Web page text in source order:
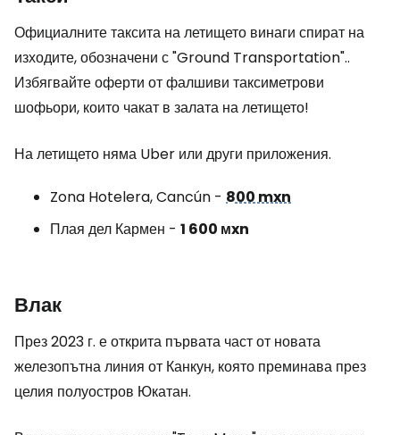
Официалните таксита на летището винаги спират на
изходите, обозначени с"Ground Transportation"..
Избягвайте оферти от фалшиви таксиметрови
шофьори, които чакат в залата на летището!
На летището няма Uber или други приложения.
Zona Hotelera, Cancún - 800 mxn
Плая дел Кармен - 1 600 мxn
Влак
През 2023 г. е открита първата част от новата
железопътна линия от Канкун, която преминава през
целия полуостров Юкатан.